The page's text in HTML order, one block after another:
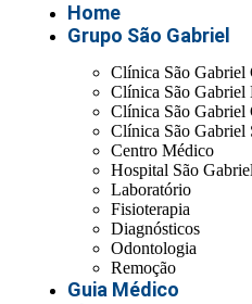
Home
Grupo São Gabriel
Clínica São Gabriel
Clínica São Gabriel
Clínica São Gabriel
Clínica São Gabriel
Centro Médico
Hospital São Gabriel
Laboratório
Fisioterapia
Diagnósticos
Odontologia
Remoção
Guia Médico